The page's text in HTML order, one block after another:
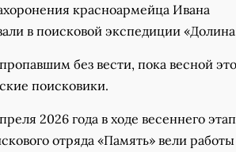
красноармейца Ивана
в поисковой экспедиции
без вести, пока весной
поисковики.
2026 года в ходе весеннего
отряда «Память» вели работы